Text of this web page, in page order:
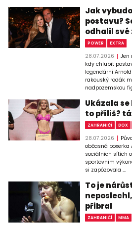
Jak
postavu?
odhalil své
POWER EXTRA
28.07.2026
Jen
kdy chlubit
legendární
rakouský rodák
nadpozemskou
Ukázala
to příliš?
ZAHRANIČÍ BOX
28.07.2026
občasná boxerka
sociálních sítích
sportovním
si zapózovala ...
To je
přibral
ZAHRANIČÍ MMA